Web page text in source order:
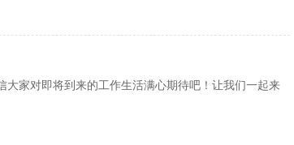
家对即将到来的工作生活满心期待吧！让我们一起来